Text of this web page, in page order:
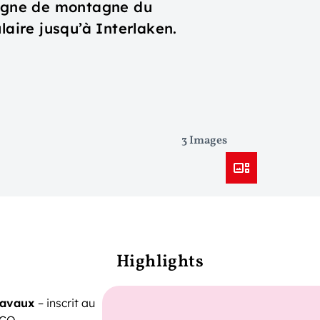
de montagne du
jusqu’à Interlaken.
3 Images
Highlights
– inscrit au